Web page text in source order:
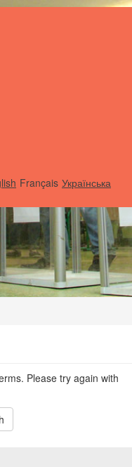
Українська
Français
Please try again with